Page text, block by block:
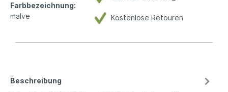
Kostenlose Retouren
Farbbezeichnung:
malve
Beschreibung